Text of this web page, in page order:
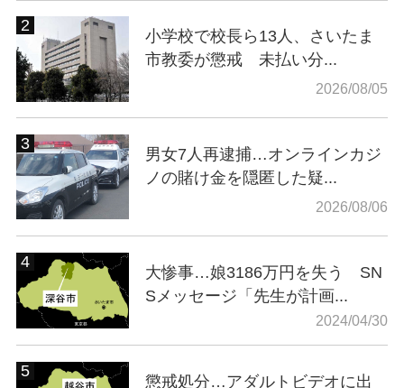
小学校で校長ら13人、さいたま
市教委が懲戒 未払い分...
2026/08/05
男女7人再逮捕…オンラインカジ
ノの賭け金を隠匿した疑...
2026/08/06
大惨事…娘3186万円を失う SN
Sメッセージ「先生が計画...
2024/04/30
懲戒処分…アダルトビデオに出